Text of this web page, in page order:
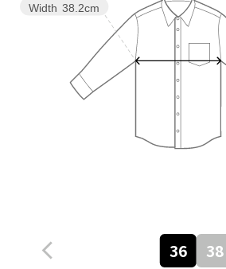
Width 38.2cm
36 38